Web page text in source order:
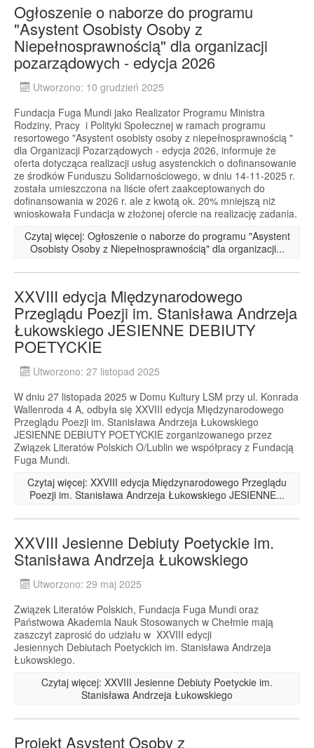
Ogłoszenie o naborze do programu
"Asystent Osobisty Osoby z
Niepełnosprawnością" dla organizacji
pozarządowych - edycja 2026
Utworzono: 10 grudzień 2025
Fundacja Fuga Mundi jako Realizator Programu Ministra
Rodziny, Pracy i Polityki Społecznej w ramach programu
resortowego "Asystent osobisty osoby z niepełnosprawnością "
dla Organizacji Pozarządowych - edycja 2026, informuje że
oferta dotycząca realizacji usług asystenckich o dofinansowanie
ze środków Funduszu Solidarnościowego, w dniu 14-11-2025 r.
została umieszczona na liście ofert zaakceptowanych do
dofinansowania w 2026 r. ale z kwotą ok. 20% mniejszą niż
wnioskowała Fundacja w złożonej ofercie na realizację zadania.
Czytaj więcej: Ogłoszenie o naborze do programu "Asystent
Osobisty Osoby z Niepełnosprawnością" dla organizacji...
XXVIII edycja Międzynarodowego
Przeglądu Poezji im. Stanisława Andrzeja
Łukowskiego JESIENNE DEBIUTY
POETYCKIE
Utworzono: 27 listopad 2025
W dniu 27 listopada 2025 w Domu Kultury LSM przy ul. Konrada
Wallenroda 4 A, odbyła się XXVIII edycja Międzynarodowego
Przeglądu Poezji im. Stanisława Andrzeja Łukowskiego
JESIENNE DEBIUTY POETYCKIE zorganizowanego przez
Związek Literatów Polskich O/Lublin we współpracy z Fundacją
Fuga Mundi.
Czytaj więcej: XXVIII edycja Międzynarodowego Przeglądu
Poezji im. Stanisława Andrzeja Łukowskiego JESIENNE...
XXVIII Jesienne Debiuty Poetyckie im.
Stanisława Andrzeja Łukowskiego
Utworzono: 29 maj 2025
Związek Literatów Polskich, Fundacja Fuga Mundi oraz
Państwowa Akademia Nauk Stosowanych w Chełmie mają
zaszczyt zaprosić do udziału w XXVIII edycji
Jesiennych Debiutach Poetyckich im. Stanisława Andrzeja
Łukowskiego.
Czytaj więcej: XXVIII Jesienne Debiuty Poetyckie im.
Stanisława Andrzeja Łukowskiego
Projekt Asystent Osoby z